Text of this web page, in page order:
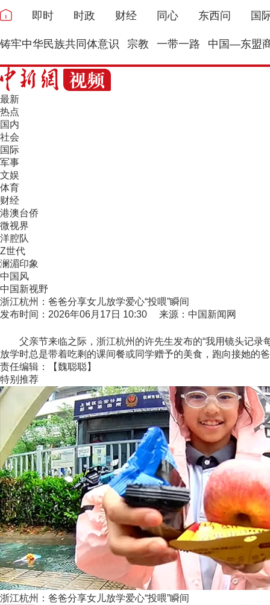
即时 时政 财经 同心 东西问 国
铸牢中华民族共同体意识 宗教 一带一路 中国—东盟
最新
热点
国内
社会
国际
军事
文娱
体育
财经
港澳台侨
微视界
洋腔队
Z世代
澜湄印象
中国风
中国新视野
浙江杭州：爸爸分享女儿放学爱心“投喂”瞬间
发布时间：2026年06月17日 10:30 来源：中国新闻网
父亲节来临之际，浙江杭州的许先生发布的“我用镜头记录
放学时总是带着吃剩的课间餐或同学赠予的美食，跑向接她的
责任编辑：【魏聪聪】
特别推荐
浙江杭州：爸爸分享女儿放学爱心“投喂”瞬间